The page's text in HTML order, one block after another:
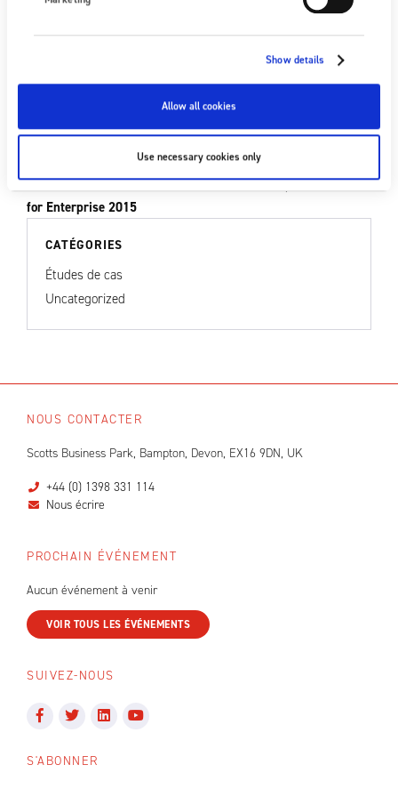
Show details
Allow all cookies
Use necessary cookies only
Previous post
Fraser Anti-Static est honorée de recevoir le Queen's Award
for Enterprise 2015
CATÉGORIES
Études de cas
Uncategorized
NOUS CONTACTER
Scotts Business Park, Bampton, Devon, EX16 9DN, UK
+44 (0) 1398 331 114
Nous écrire
PROCHAIN ÉVÉNEMENT
Aucun événement à venir
VOIR TOUS LES ÉVÉNEMENTS
SUIVEZ-NOUS
S'ABONNER